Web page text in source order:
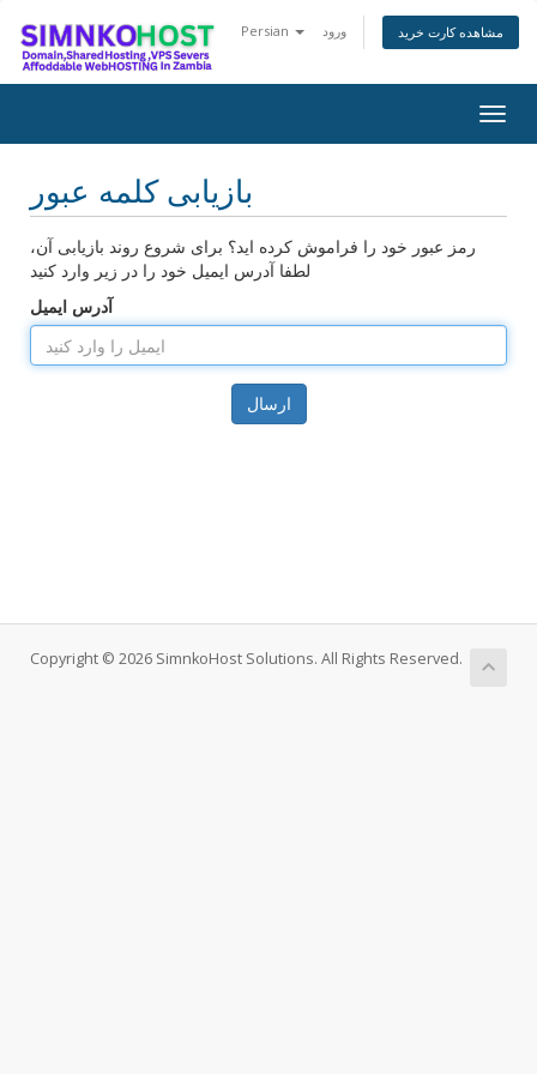
Persian ورود مشاهده کارت خرید
بازیابی کلمه عبور
رمز عبور خود را فراموش کرده اید؟ برای شروع روند بازیابی آن،
لطفا آدرس ایمیل خود را در زیر وارد کنید
آدرس ایمیل
ارسال
Copyright © 2026 SimnkoHost Solutions. All Rights Reserved.